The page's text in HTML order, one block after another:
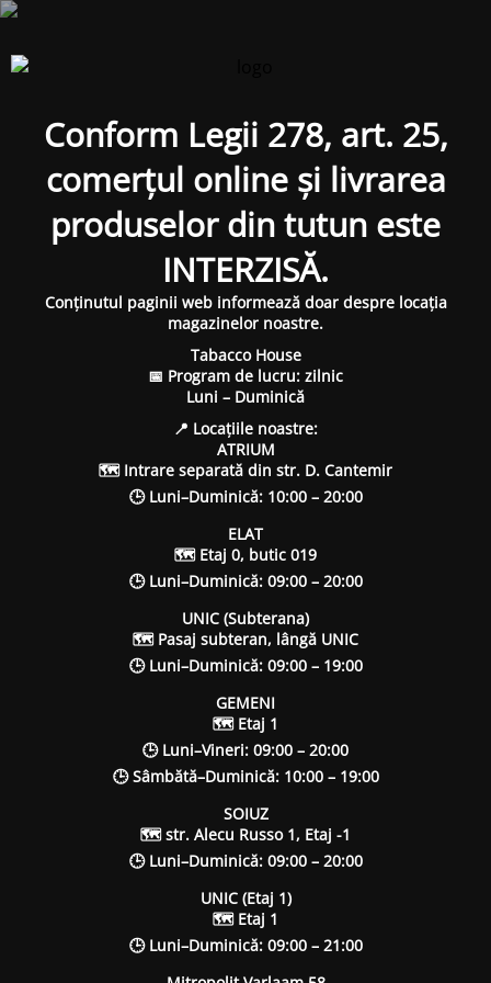
Conform Legii 278, art. 25,
comerțul online și livrarea
produselor din tutun este
INTERZISĂ.
Conținutul paginii web informează doar despre locația
magazinelor noastre.
Tabacco House
📅 Program de lucru: zilnic
Luni – Duminică
📍 Locațiile noastre:
ATRIUM
🗺 Intrare separată din str. D. Cantemir
🕒 Luni–Duminică: 10:00 – 20:00
ELAT
🗺 Etaj 0, butic 019
🕒 Luni–Duminică: 09:00 – 20:00
UNIC (Subterana)
🗺 Pasaj subteran, lângă UNIC
🕒 Luni–Duminică: 09:00 – 19:00
GEMENI
🗺 Etaj 1
🕒 Luni–Vineri: 09:00 – 20:00
🕒 Sâmbătă–Duminică: 10:00 – 19:00
SOIUZ
🗺 str. Alecu Russo 1, Etaj -1
🕒 Luni–Duminică: 09:00 – 20:00
UNIC (Etaj 1)
🗺 Etaj 1
🕒 Luni–Duminică: 09:00 – 21:00